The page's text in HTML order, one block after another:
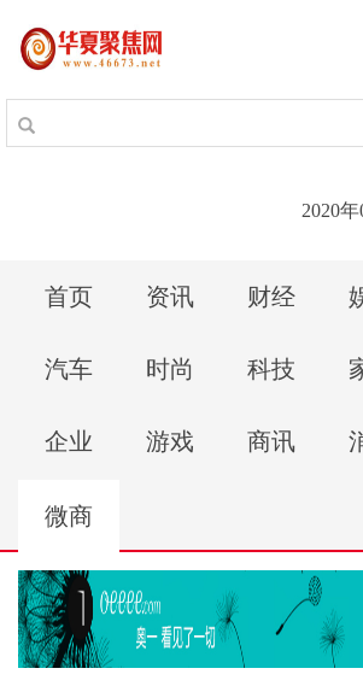
2020年
首页 资讯 财经
汽车 时尚 科技
企业 游戏 商讯
微商